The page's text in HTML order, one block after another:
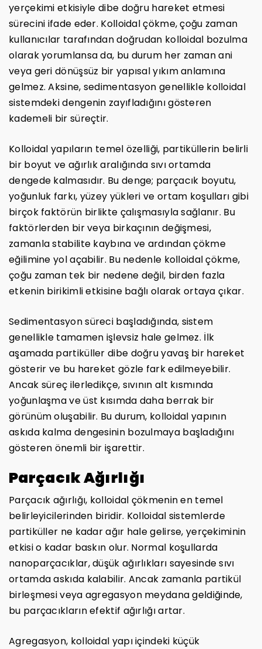
yerçekimi etkisiyle dibe doğru hareket etmesi
sürecini ifade eder. Kolloidal çökme, çoğu zaman
kullanıcılar tarafından doğrudan kolloidal bozulma
olarak yorumlansa da, bu durum her zaman ani
veya geri dönüşsüz bir yapısal yıkım anlamına
gelmez. Aksine, sedimentasyon genellikle kolloidal
sistemdeki dengenin zayıfladığını gösteren
kademeli bir süreçtir.
Kolloidal yapıların temel özelliği, partiküllerin belirli
bir boyut ve ağırlık aralığında sıvı ortamda
dengede kalmasıdır. Bu denge; parçacık boyutu,
yoğunluk farkı, yüzey yükleri ve ortam koşulları gibi
birçok faktörün birlikte çalışmasıyla sağlanır. Bu
faktörlerden bir veya birkaçının değişmesi,
zamanla stabilite kaybına ve ardından çökme
eğilimine yol açabilir. Bu nedenle kolloidal çökme,
çoğu zaman tek bir nedene değil, birden fazla
etkenin birikimli etkisine bağlı olarak ortaya çıkar.
Sedimentasyon süreci başladığında, sistem
genellikle tamamen işlevsiz hale gelmez. İlk
aşamada partiküller dibe doğru yavaş bir hareket
gösterir ve bu hareket gözle fark edilmeyebilir.
Ancak süreç ilerledikçe, sıvının alt kısmında
yoğunlaşma ve üst kısımda daha berrak bir
görünüm oluşabilir. Bu durum, kolloidal yapının
askıda kalma dengesinin bozulmaya başladığını
gösteren önemli bir işarettir.
Parçacık Ağırlığı
Parçacık ağırlığı, kolloidal çökmenin en temel
belirleyicilerinden biridir. Kolloidal sistemlerde
partiküller ne kadar ağır hale gelirse, yerçekiminin
etkisi o kadar baskın olur. Normal koşullarda
nanoparçacıklar, düşük ağırlıkları sayesinde sıvı
ortamda askıda kalabilir. Ancak zamanla partikül
birleşmesi veya agregasyon meydana geldiğinde,
bu parçacıkların efektif ağırlığı artar.
Agregasyon, kolloidal yapı içindeki küçük